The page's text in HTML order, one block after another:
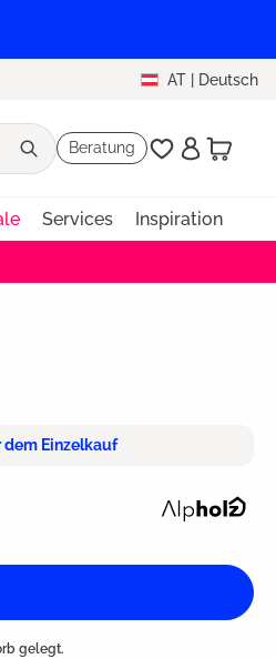
AT | Deutsch
Beratung
Services Inspiration
dem Einzelkauf
gelegt.